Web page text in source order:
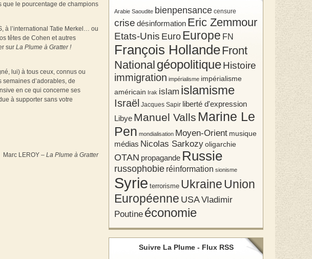
que le pourcentage de champions
à l’international Tatie Merkel… ou
têtes de Cohen et autres
sur La Plume à Gratter !
lui) à tous ceux, connus ou
d’adorables, de
en ce qui concerne ses
à supporter sans votre
Marc LEROY – La Plume à Gratter
Arabie Saoudite bienpensance censure
crise désinformation Eric Zemmour
Etats-Unis Euro Europe FN
François HollandeFront
National géopolitiqueHistoire
immigration impérialisme impérialisme
américain Irak islam islamisme
Israël Jacques Sapir liberté d'expression
Libye Manuel Valls Marine Le
Pen mondialisation Moyen-Orient musique
médias Nicolas Sarkozyoligarchie
OTAN propagande Russie
russophobie réinformation sionisme
Syrie terrorisme Ukraine Union
Européenne USAVladimir
Poutine économie
Suivre La Plume - Flux RSS